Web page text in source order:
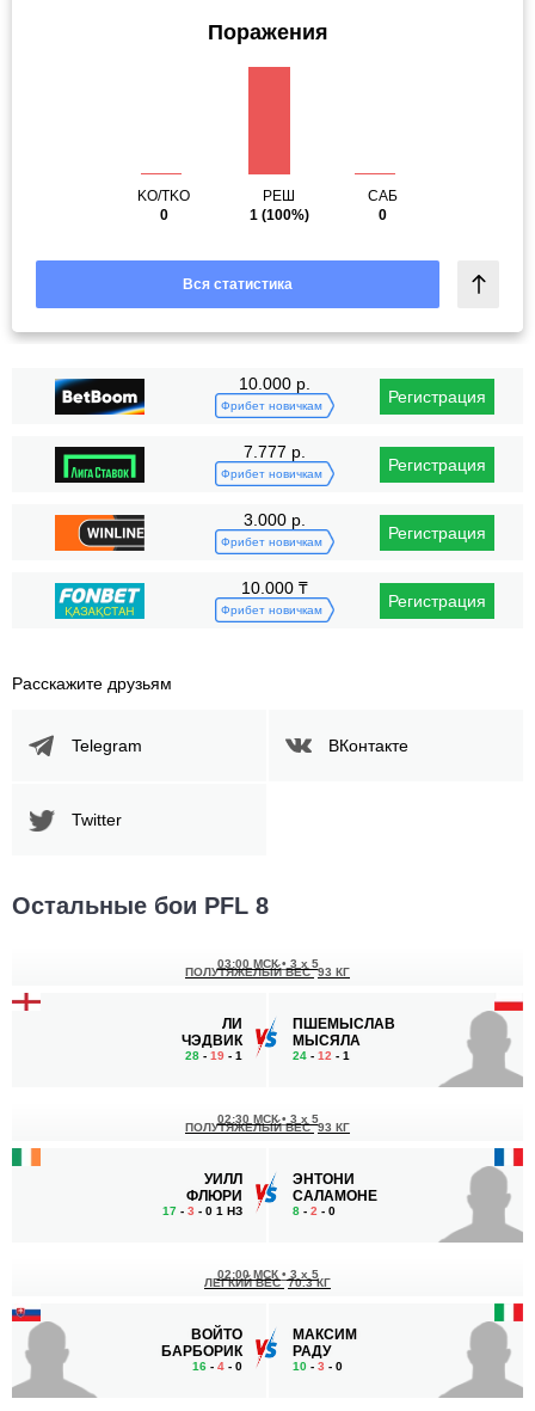
Поражения
KO/TKO
0
РЕШ
1(100%)
САБ
0
Вся статистика
10.000 р.
Фрибет новичкам Регистрация
7.777 р.
Фрибет новичкам Регистрация
3.000 р.
Фрибет новичкам Регистрация
10.000 ₸
Фрибет новичкам Регистрация
Расскажите друзьям
Telegram ВКонтакте
Twitter
Остальные бои PFL 8
ЛИ
ЧЭДВИК
28 - 19 - 1
03:00 МСК• 3 x 5
ПОЛУТЯЖЕЛЫЙ ВЕС 93 КГ
ПШЕМЫСЛАВ
МЫСЯЛА
24 - 12 - 1
УИЛЛ
ФЛЮРИ
17 - 3 - 0 1 НЗ
02:30 МСК• 3 x 5
ПОЛУТЯЖЕЛЫЙ ВЕС 93 КГ
ЭНТОНИ
САЛАМОНЕ
8 - 2 - 0
ВОЙТО
БАРБОРИК
16 - 4 - 0
02:00 МСК • 3 x 5
ЛЕГКИЙ ВЕС 70.3 КГ
МАКСИМ
РАДУ
10 - 3 - 0